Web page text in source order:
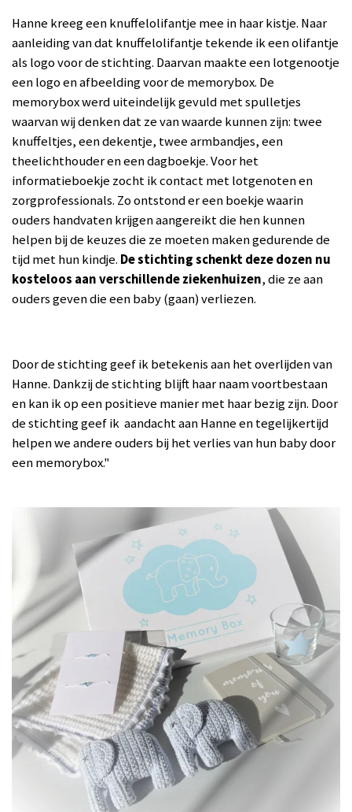
Hanne kreeg een knuffelolifantje mee in haar kistje. Naar
aanleiding van dat knuffelolifantje tekende ik een olifantje
als logo voor de stichting. Daarvan maakte een lotgenootje
een logo en afbeelding voor de memorybox. De
memoryboxwerd uiteindelijk gevuld met spulletjes
waarvan wij denken dat ze van waarde kunnen zijn: twee
knuffeltjes, een dekentje, twee armbandjes, een
theelichthouder en een dagboekje.Voor het
informatieboekje zocht ikcontact met lotgenoten en
zorgprofessionals. Zoontstond er een boekje waarin
ouders handvaten krijgen aangereikt die hen kunnen
helpen bij de keuzesdie ze moeten maken gedurende de
tijd met hun kindje. De stichting schenkt deze dozen nu
kosteloos aan verschillende ziekenhuizen, die ze aan
ouders geven die een baby (gaan) verliezen.
Door de stichting geef ik betekenis aan het overlijden van
Hanne. Dankzij de stichtingblijft haar naam voortbestaan
en kan ik op een positieve manier met haar bezig zijn. Door
de stichting geef ik aandacht aan Hanne en tegelijkertijd
helpen we andere ouders bij het verlies van hun baby door
eenmemorybox."